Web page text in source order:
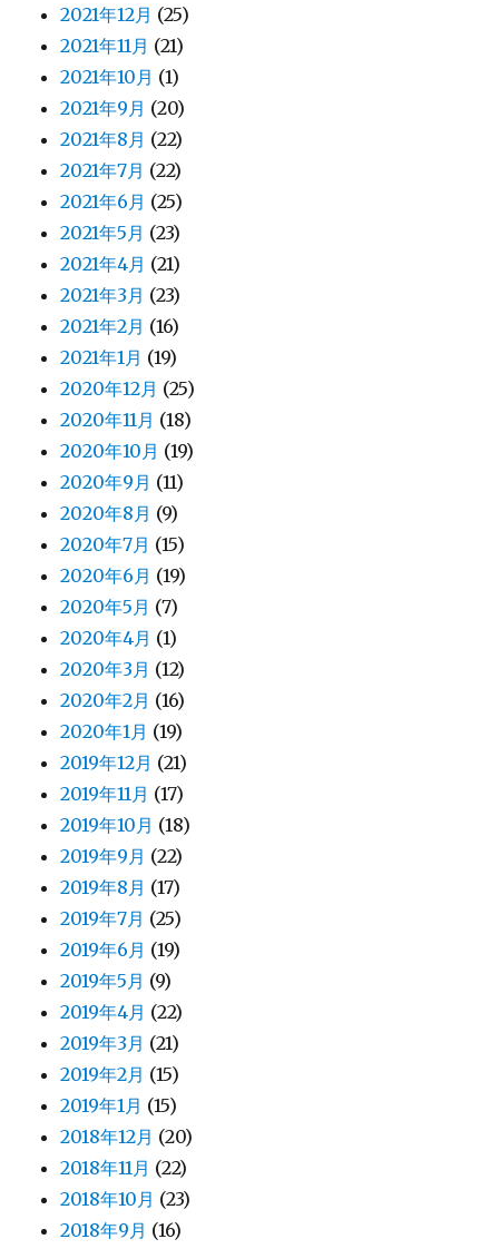
2021年12月 (25)
2021年11月 (21)
2021年10月 (1)
2021年9月 (20)
2021年8月 (22)
2021年7月 (22)
2021年6月 (25)
2021年5月 (23)
2021年4月 (21)
2021年3月 (23)
2021年2月 (16)
2021年1月 (19)
2020年12月 (25)
2020年11月 (18)
2020年10月 (19)
2020年9月 (11)
2020年8月 (9)
2020年7月 (15)
2020年6月 (19)
2020年5月 (7)
2020年4月 (1)
2020年3月 (12)
2020年2月 (16)
2020年1月 (19)
2019年12月 (21)
2019年11月 (17)
2019年10月 (18)
2019年9月 (22)
2019年8月 (17)
2019年7月 (25)
2019年6月 (19)
2019年5月 (9)
2019年4月 (22)
2019年3月 (21)
2019年2月 (15)
2019年1月 (15)
2018年12月 (20)
2018年11月 (22)
2018年10月 (23)
2018年9月 (16)